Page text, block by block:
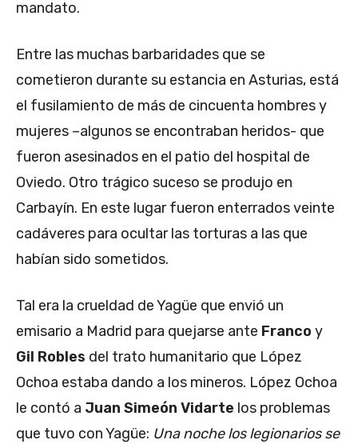
mandato.
Entre las muchas barbaridades que se
cometieron durante su estancia en Asturias, está
el fusilamiento de más de cincuenta hombres y
mujeres –algunos se encontraban heridos- que
fueron asesinados en el patio del hospital de
Oviedo. Otro trágico suceso se produjo en
Carbayín. En este lugar fueron enterrados veinte
cadáveres para ocultar las torturas a las que
habían sido sometidos.
Tal era la crueldad de Yagüe que envió un
emisario a Madrid para quejarse ante Franco y
Gil Robles del trato humanitario que López
Ochoa estaba dando a los mineros. López Ochoa
le contó a Juan Simeón Vidarte los problemas
que tuvo con Yagüe: Una noche los legionarios se